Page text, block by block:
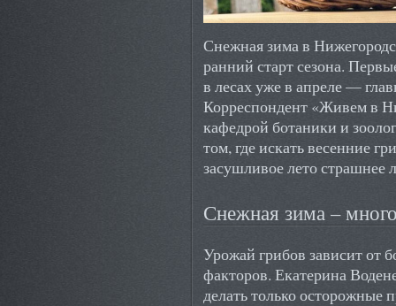
Снежная зима в
ранний старт сезона.
в лесах уже в апреле —
Корреспондент «Живем в
кафедрой ботаники и
том, где искать весенние
засушливое лето
Снежная зима –
Урожай грибов зависит от
факторов. Екатерина
делать только осторожные